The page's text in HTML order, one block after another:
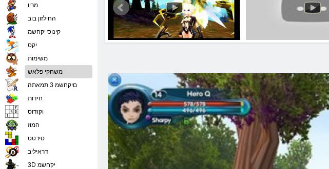
מריו
החילזון בוב
קינוס יקחשמ
יִקס
משימות
משחקי פלאש
םיקחשמ 3 תמאתה
חידות
וקודוס
המוז
סירטט
דראיליב
3D יקחשמ